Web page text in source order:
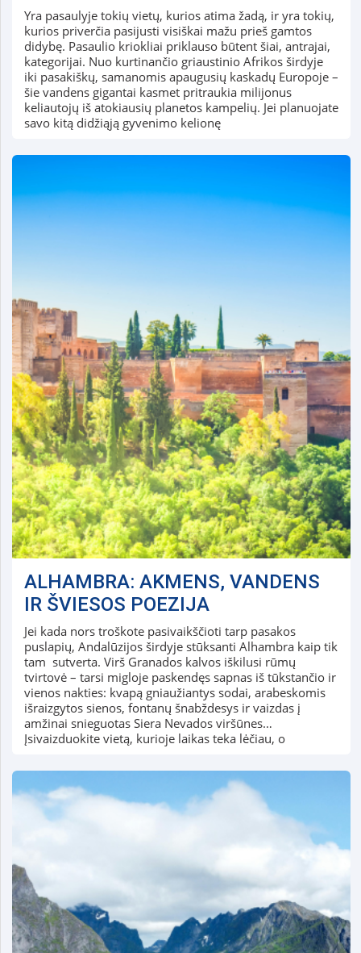
Yra pasaulyje tokių vietų, kurios atima žadą, ir yra tokių,
kurios priverčia pasijusti visiškai mažu prieš gamtos
didybę. Pasaulio kriokliai priklauso būtent šiai, antrajai,
kategorijai. Nuo kurtinančio griaustinio Afrikos širdyje
iki pasakiškų, samanomis apaugusių kaskadų Europoje –
šie vandens gigantai kasmet pritraukia milijonus
keliautojų iš atokiausių planetos kampelių. Jei planuojate
savo kitą didžiąją gyvenimo kelionę
ALHAMBRA: AKMENS, VANDENS
IR ŠVIESOS POEZIJA
Jei kada nors troškote pasivaikščioti tarp pasakos
puslapių, Andalūzijos širdyje stūksanti Alhambra kaip tik
tam sutverta. Virš Granados kalvos iškilusi rūmų
tvirtovė – tarsi migloje paskendęs sapnas iš tūkstančio ir
vienos nakties: kvapą gniaužiantys sodai, arabeskomis
išraizgytos sienos, fontanų šnabždesys ir vaizdas į
amžinai snieguotas Siera Nevados viršūnes…
Įsivaizduokite vietą, kurioje laikas teka lėčiau, o